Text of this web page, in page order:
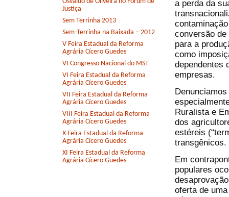
Justiça
Sem Terrinha 2013
Sem-Terrinha na Baixada – 2012
V Feira Estadual da Reforma
Agrária Cícero Guedes
VI Congresso Nacional do MST
VI Feira Estadual da Reforma
Agrária Cícero Guedes
VII Feira Estadual da Reforma
Agrária Cícero Guedes
VIII Feira Estadual da Reforma
Agrária Cícero Guedes
X Feira Estadual da Reforma
Agrária Cícero Guedes
XI Feira Estadual da Reforma
Agrária Cícero Guedes
a perda da
conversão
para a
como
dependentes
empresas.
Ruralista e
dos
estéreis
transgênicos.
Em
populares
oferta de